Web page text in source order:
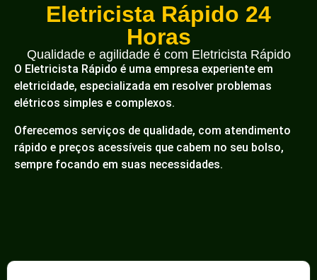
Eletricista Rápido 24
Horas
Qualidade e agilidade é com Eletricista Rápido
O Eletricista Rápido é uma empresa experiente em
eletricidade, especializada em resolver problemas
elétricos simples e complexos.
Oferecemos serviços de qualidade, com atendimento
rápido e preços acessíveis que cabem no seu bolso,
sempre focando em suas necessidades.